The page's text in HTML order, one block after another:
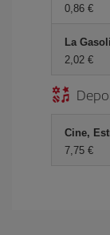
0,86 €
La
2,02 €
Cine,
7,75 €